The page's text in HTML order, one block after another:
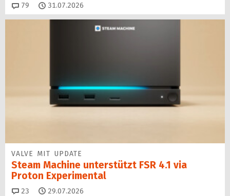
79 Kommentare
31.07.2026
VALVE MIT UPDATE
Steam Machine unterstützt FSR 4.1 via
Proton Experimental
23 Kommentare
29.07.2026